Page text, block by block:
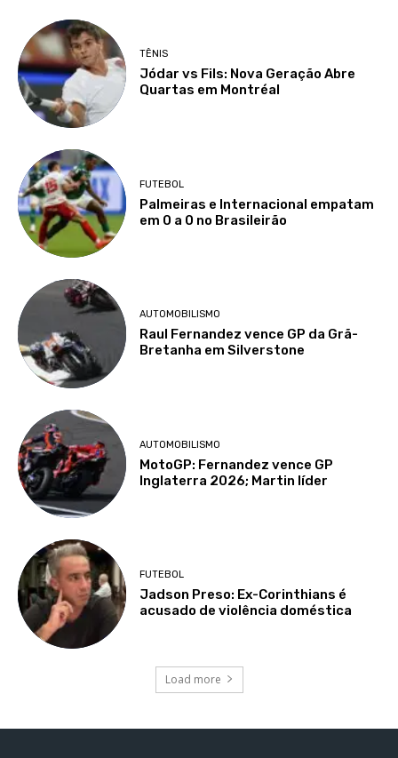
TÊNIS
Jódar vs Fils: Nova Geração Abre
Quartas em Montréal
FUTEBOL
Palmeiras e Internacional empatam
em 0 a 0 no Brasileirão
AUTOMOBILISMO
Raul Fernandez vence GP da Grã-
Bretanha em Silverstone
AUTOMOBILISMO
MotoGP: Fernandez vence GP
Inglaterra 2026; Martin líder
FUTEBOL
Jadson Preso: Ex-Corinthians é
acusado de violência doméstica
Load more